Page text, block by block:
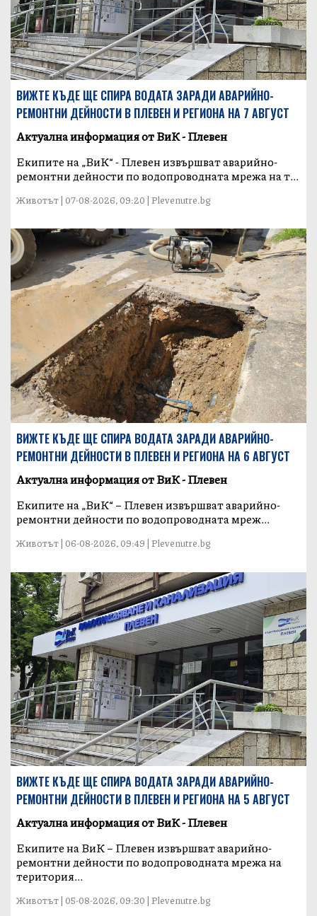
ВИЖТЕ КЪДЕ ЩЕ СПИРА ВОДАТА ЗАРАДИ АВАРИЙНО-
РЕМОНТНИ ДЕЙНОСТИ В ПЛЕВЕН И РЕГИОНА НА 7 АВГУСТ
Актуална информация от ВиК - Плевен
Екипите на „ВиК“ - Плевен извършват аварийно-
ремонтни дейности по водопроводната мрежа на т...
Животът | 07-08-2026, 09:20 | Plevenutre.bg
ВИЖТЕ КЪДЕ ЩЕ СПИРА ВОДАТА ЗАРАДИ АВАРИЙНО-
РЕМОНТНИ ДЕЙНОСТИ В ПЛЕВЕН И РЕГИОНА НА 6 АВГУСТ
Актуална информация от ВиК - Плевен
Екипите на „ВиК“ – Плевен извършват аварийно-
ремонтни дейности по водопроводната мреж...
Животът | 06-08-2026, 09:49 | Plevenutre.bg
ВИЖТЕ КЪДЕ ЩЕ СПИРА ВОДАТА ЗАРАДИ АВАРИЙНО-
РЕМОНТНИ ДЕЙНОСТИ В ПЛЕВЕН И РЕГИОНА НА 5 АВГУСТ
Актуална информация от ВиК - Плевен
Екипите на ВиК – Плевен извършват аварийно-
ремонтни дейности по водопроводната мрежа на
територия...
Животът | 05-08-2026, 09:30 | Plevenutre.bg